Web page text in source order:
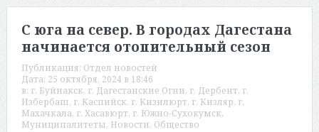
С юга на север. В городах Дагестана
начинается отопительный сезон
Публикация: Отдел новостей
Дата: 25 октября, 2024 в 18:46
в: г. Буйнакск, г. Дагестанские Огни, г. Дербент, г.
Избербаш, г. Каспийск, г. Кизилюрт, г. Кизляр, г.
Махачкала, г. Хасавюрт, г. Южно-Сухокумск,
Муниципалитеты, Новости, Общество